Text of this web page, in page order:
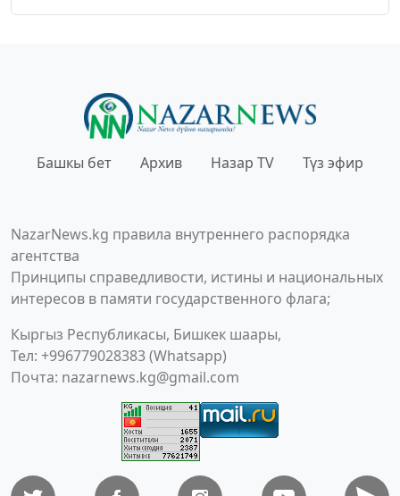
Башкы бет Архив Назар TV Түз эфир
NazarNews.kg правила внутреннего распорядка
агентства
Принципы справедливости, истины и национальных
интересов в памяти государственного флага;
Кыргыз Республикасы, Бишкек шаары,
Тел: +996779028383 (Whatsapp)
Почта: nazarnews.kg@gmail.com